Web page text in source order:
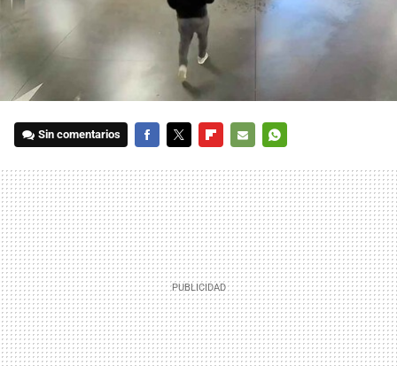
Sin comentarios
MAIL